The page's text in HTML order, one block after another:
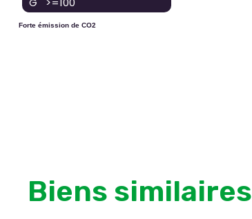
Forte émission de CO2
Biens similaires